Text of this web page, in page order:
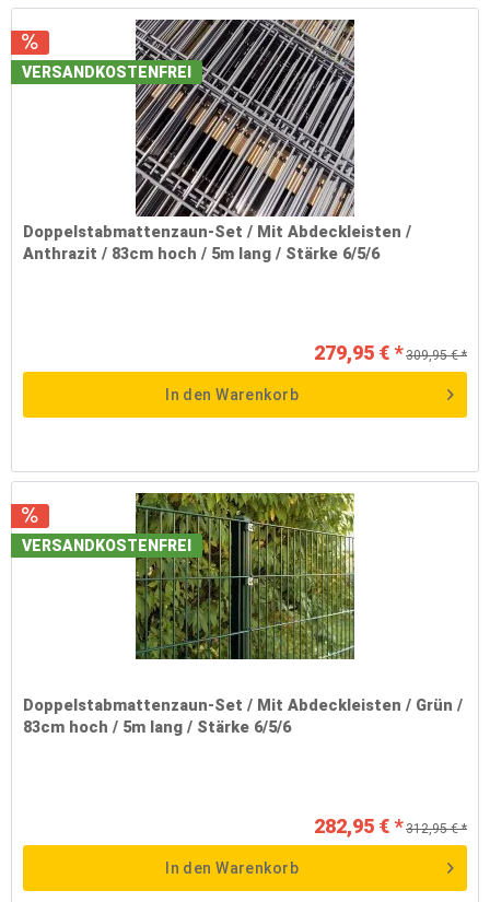
VERSANDKOSTENFREI
Doppelstabmattenzaun-Set / Mit Abdeckleisten /
Anthrazit / 83cm hoch / 5m lang / Stärke 6/5/6
279,95 € * 309,95 € *
In den Warenkorb
VERSANDKOSTENFREI
Doppelstabmattenzaun-Set / Mit Abdeckleisten / Grün /
83cm hoch / 5m lang / Stärke 6/5/6
282,95 € * 312,95 € *
In den Warenkorb